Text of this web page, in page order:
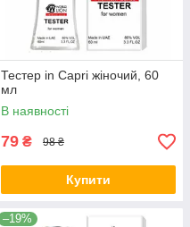
Тестер in Capri жіночий, 60
мл
В наявності
79 ₴ 98 ₴
Купити
–19%